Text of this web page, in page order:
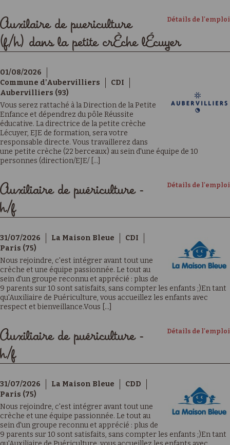
Détails de l'emploi
Auxilaire de puericulture
(f/h) dans la petite crÈche lÉcuyer
01/08/2026
Commune d'Aubervilliers
CDI
Aubervilliers (93)
Vous serez rattaché à la Direction de la Petite
Enfance et dépendrez du pôle Réussite
éducative. La directrice de la petite crèche
Lécuyer, EJE de formation, sera votre
responsable directe. Vous travaillerez dans
une petite crèche (22 berceaux) au sein d'une équipe de 10
personnes (direction/EJE/ [...]
Détails de l'emploi
Auxiliaire de puériculture -
h/f
31/07/2026 La Maison Bleue
CDI
Paris (75)
Nous rejoindre, c'est intégrer avant tout une
crèche et une équipe passionnée. Le tout au
sein d'un groupe reconnu et apprécié : plus de
9 parents sur 10 sont satisfaits, sans compter les enfants ;)En tant
qu'Auxiliaire de Puériculture, vous accueillez les enfants avec
respect et bienveillance.Vous [...]
Détails de l'emploi
Auxiliaire de puériculture -
h/f
31/07/2026 La Maison Bleue
CDD
Paris (75)
Nous rejoindre, c'est intégrer avant tout une
crèche et une équipe passionnée. Le tout au
sein d'un groupe reconnu et apprécié : plus de
9 parents sur 10 sont satisfaits, sans compter les enfants ;)En tant